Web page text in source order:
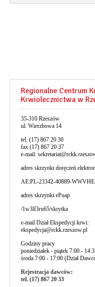
Regionalne Centrum
Krwiolecznictwa w
35-310 Rzeszów
ul. Wierzbowa 14
tel. (17) 867 20 30
fax (17) 867 20 37
e-mail:
adres skrzynki doręczeń
AE:PL-23342-40889-
adres skrzynki ePuap
/1w3lf3ru65/skrytka
e-mail Dział Ekspedycji krwi:
ekspedycja@rckk.rzeszow.pl
Godziny pracy
poniedziałek - piątek 7:00 -
środa 7:00 - 17:00 (Dział
Rejestracja dawców:
tel. (17) 867 20 33